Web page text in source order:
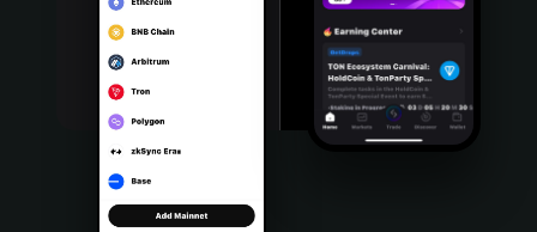
Português (Portugal)
Bahasa Indonesia
Português (Brasil)
Español (Argentina)